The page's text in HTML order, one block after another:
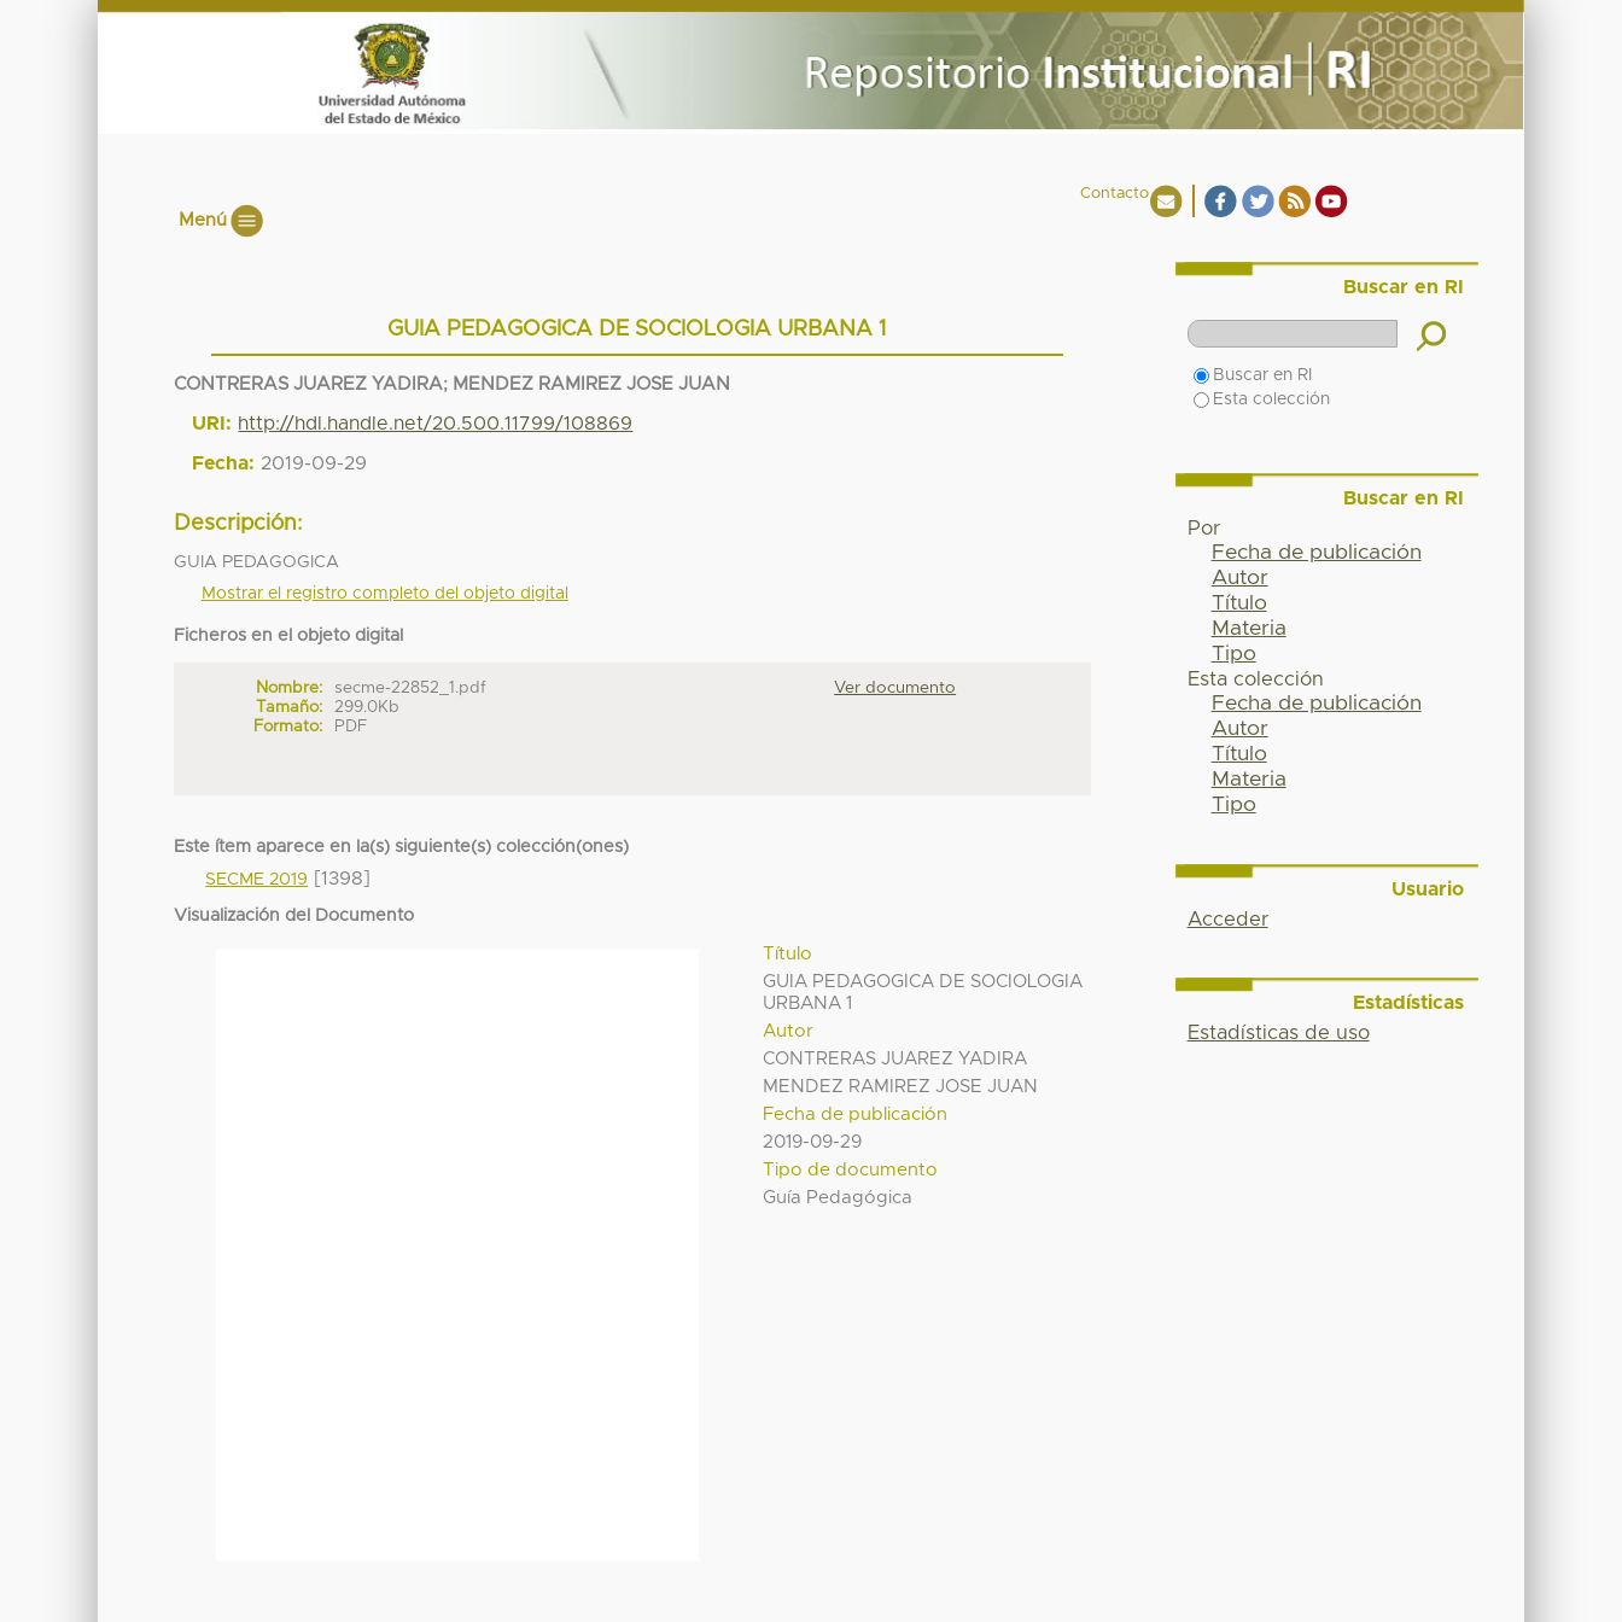
Contacto
Menú
GUIA PEDAGOGICA DE SOCIOLOGIA URBANA 1
CONTRERAS JUAREZ YADIRA; MENDEZ RAMIREZ JOSE JUAN
URI: http://hdl.handle.net/20.500.11799/108869
Fecha: 2019-09-29
Descripción:
GUIA PEDAGOGICA
Mostrar el registro completo del objeto digital
Ficheros en el objeto digital
Nombre:
secme-22852_1.pdf
Tamaño:
299.0Kb
Formato:
PDF
Ver documento
Este ítem aparece en la(s) siguiente(s) colección(ones)
SECME 2019
[1398]
Visualización del Documento
Título
GUIA PEDAGOGICA DE SOCIOLOGIA
URBANA 1
Autor
CONTRERAS JUAREZ YADIRA
MENDEZ RAMIREZ JOSE JUAN
Fecha de publicación
2019-09-29
Tipo de documento
Guía Pedagógica
Buscar en RI
Buscar en RI
Esta colección
Buscar en RI
Por
Fecha de publicación
Autor
Título
Materia
Tipo
Esta colección
Fecha de publicación
Autor
Título
Materia
Tipo
Usuario
Acceder
Estadísticas
Estadísticas de uso